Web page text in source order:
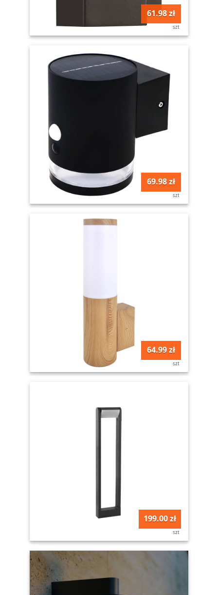
61.98 zł
szt
69.98 zł
szt
64.99 zł
szt
199.00 zł
szt